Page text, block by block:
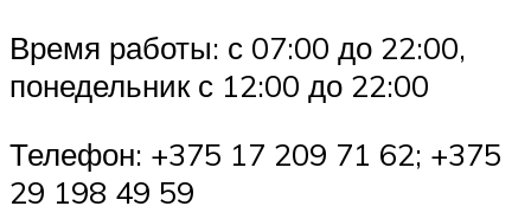
Время работы: с 07:00 до 22:00,
понедельник с 12:00 до 22:00
Телефон: +375 17 209 71 62; +375
29 198 49 59